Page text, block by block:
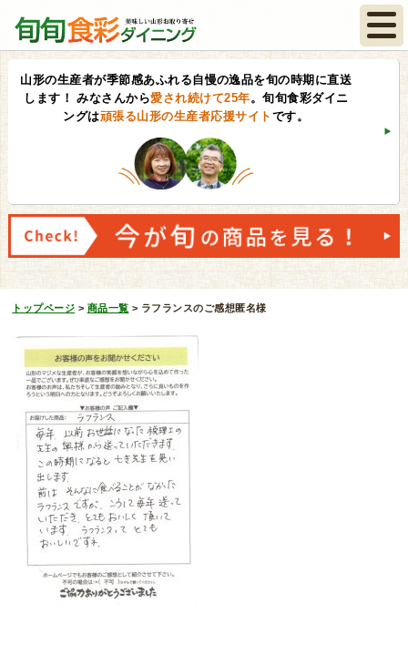
山形の生産者が季節感あふれる自慢の逸品を旬の時期に直送
します！ みなさんから愛され続けて25年。旬旬食彩ダイニ
ングは頑張る山形の生産者応援サイト です。
トップページ > 商品一覧 > ラフランスのご感想匿名様